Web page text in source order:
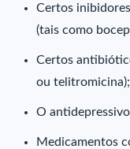
Certos
(tais como
Certos
ou telitromicina);
O
Medicamentos